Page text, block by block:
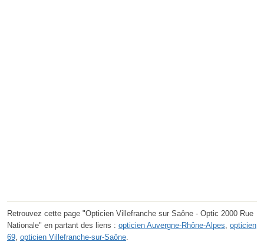
Retrouvez cette page "Opticien Villefranche sur Saône - Optic 2000 Rue
Nationale" en partant des liens : opticien Auvergne-Rhône-Alpes, opticien
69, opticien Villefranche-sur-Saône.